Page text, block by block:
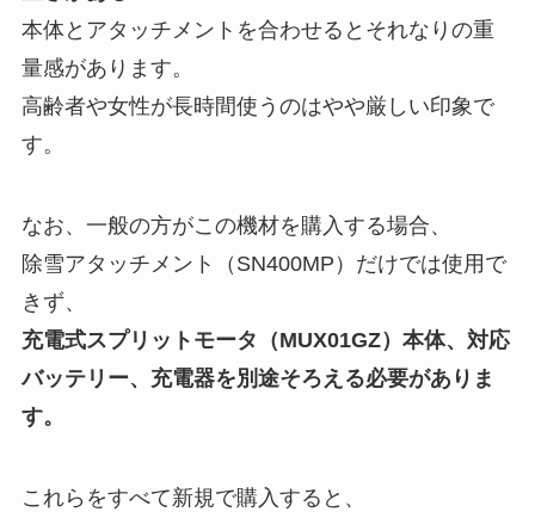
本体とアタッチメントを合わせるとそれなりの重
量感があります。
高齢者や女性が長時間使うのはやや厳しい印象で
す。
なお、一般の方がこの機材を購入する場合、
除雪アタッチメント（SN400MP）だけでは使用で
きず、
充電式スプリットモータ（MUX01GZ）本体、対応
バッテリー、充電器を別途そろえる必要がありま
す。
これらをすべて新規で購入すると、